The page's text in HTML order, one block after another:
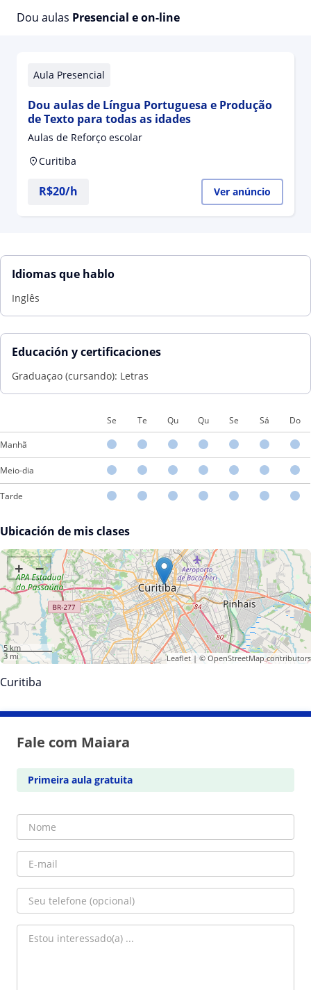
Dou aulas Presencial e on-line
Aula Presencial
Dou aulas de Língua Portuguesa e Produção
de Texto para todas as idades
Aulas de Reforço escolar
Curitiba
R$20/h Ver anúncio
Idiomas que hablo
Inglês
Educación y certificaciones
Graduaçao (cursando): Letras
Se Te Qu Qu Se Sá Do
Manhã
Meio-dia
Tarde
Ubicación de mis clases
+ −
5 km
3 mi
Leaflet| © OpenStreetMapcontributors
Curitiba
Fale com Maiara
Primeira aula gratuita